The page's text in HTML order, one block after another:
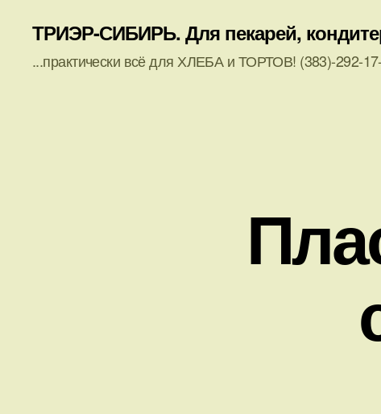
ТРИЭР-СИБИРЬ. Для пекарей,
...практически всё для ХЛЕБА и ТОРТОВ! (383)-292-